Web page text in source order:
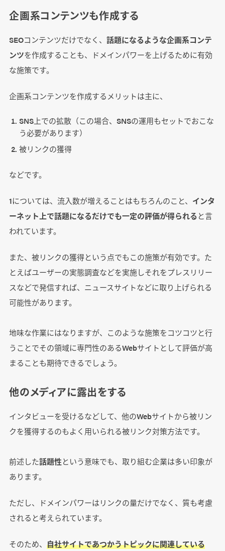
企画系コンテンツも作成する
SEOコンテンツだけでなく、 話題になるような企画系コンテ
ンツを作成することも、ドメインパワーを上げるために有効
な施策です。
企画系コンテンツを作成するメリットは主に、
SNS上での拡散（この場合、SNSの運用もセットでおこな
う必要があります）
被リンクの獲得
などです。
1については、流入数が増えることはもちろんのこと、 インタ
ーネット上で話題になるだけでも一定の評価が得られる と言
われています。
また、被リンクの獲得という点でもこの施策が有効です。た
とえばユーザーの実態調査などを実施しそれをプレスリリー
スなどで発信すれば、ニュースサイトなどに取り上げられる
可能性があります。
地味な作業にはなりますが、このような施策をコツコツと行
うことでその領域に専門性のあるWebサイトとして評価が高
まることも期待できるでしょう。
他のメディアに露出をする
インタビューを受けるなどして、他のWebサイトから被リン
クを獲得するのもよく用いられる被リンク対策方法です。
前述した話題性という意味でも、取り組む企業は多い印象が
あります。
ただし、ドメインパワーはリンクの量だけでなく、質も考慮
されると考えられています。
そのため、 自社サイトであつかうトピックに関連している